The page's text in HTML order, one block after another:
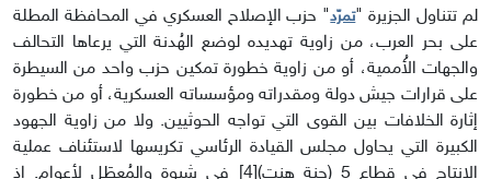
لم تتناول الجزيرة "تمرّد" حزب الإصلاح العسكري في المحافظة المطلة
على بحر العرب، من زاوية تهديده لوضع الهُدنة التي يرعاها التحالف
والجهات الأُممية، أو من زاوية خطورة تمكين حزب واحد من السيطرة
على قرارات جيش دولة ومقدراته ومؤسساته العسكرية، أو من خطورة
إثارة الخلافات بين القوى التي تواجه الحوثيين. ولا من زاوية الجهود
الكبيرة التي يحاول مجلس القيادة الرئاسي تكريسها لاستئناف عملية
الإنتاج في قطاع 5 (جنة هنت)[4] في شبوة والمُعطَل لأعوام. إذ